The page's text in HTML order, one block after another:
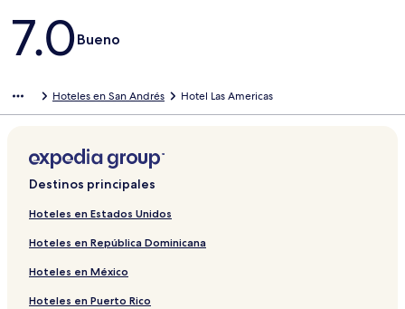
Opiniones
7.0Bueno
Hoteles en San Andrés Hotel Las Americas
Destinos principales
Hoteles en Estados Unidos
Hoteles en República Dominicana
Hoteles en México
Hoteles en Puerto Rico